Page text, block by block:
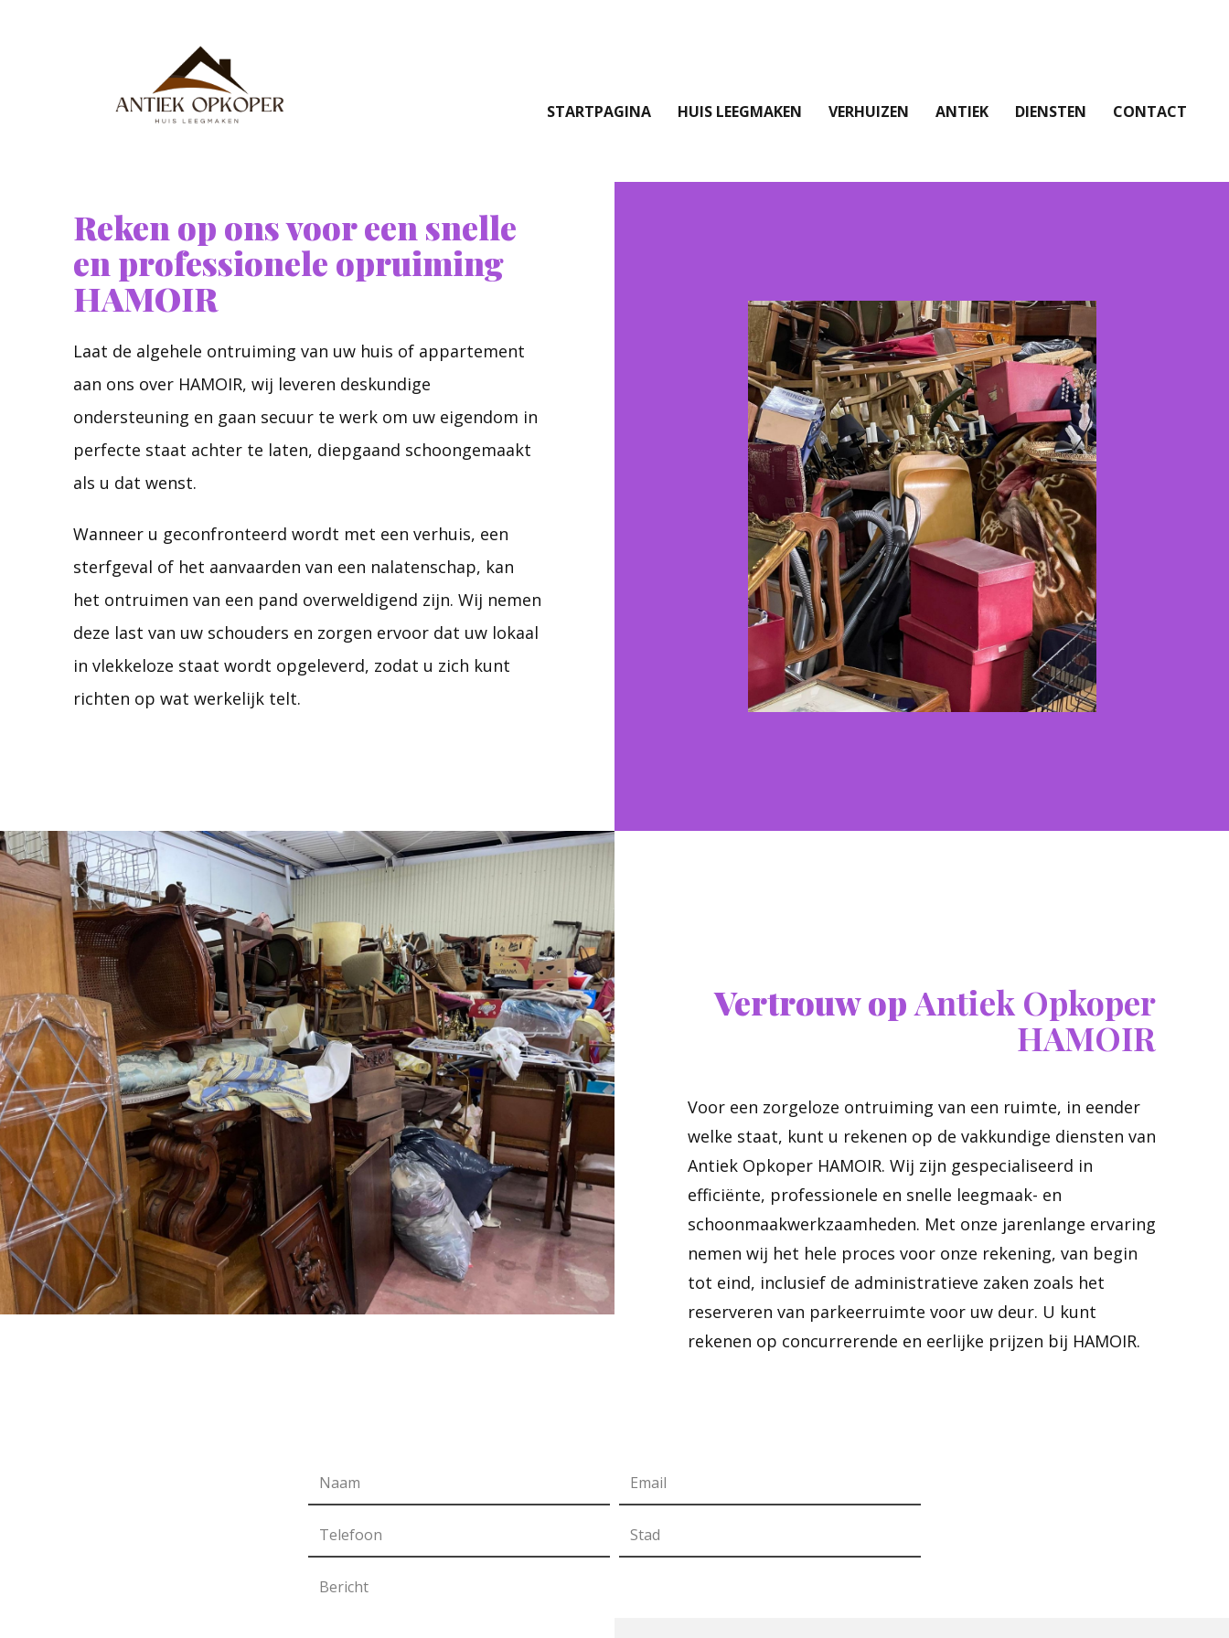
STARTPAGINA HUIS LEEGMAKEN VERHUIZEN ANTIEK DIENSTEN CONTACT
Reken op ons voor een snelle
en professionele opruiming
HAMOIR
Laat de algehele ontruiming van uw huis of appartement
aan ons over HAMOIR, wij leveren deskundige
ondersteuning en gaan secuur te werk om uw eigendom in
perfecte staat achter te laten, diepgaand schoongemaakt
als u dat wenst.
Wanneer u geconfronteerd wordt met een verhuis, een
sterfgeval of het aanvaarden van een nalatenschap, kan
het ontruimen van een pand overweldigend zijn. Wij nemen
deze last van uw schouders en zorgen ervoor dat uw lokaal
in vlekkeloze staat wordt opgeleverd, zodat u zich kunt
richten op wat werkelijk telt.
Vertrouw opAntiek Opkoper
HAMOIR
Voor een zorgeloze ontruiming van een ruimte, in eender
welke staat, kunt u rekenen op de vakkundige diensten van
Antiek Opkoper HAMOIR. Wij zijn gespecialiseerd in
efficiënte, professionele en snelle leegmaak- en
schoonmaakwerkzaamheden. Met onze jarenlange ervaring
nemen wij het hele proces voor onze rekening, van begin
tot eind, inclusief de administratieve zaken zoals het
reserveren van parkeerruimte voor uw deur. U kunt
rekenen op concurrerende en eerlijke prijzen bij HAMOIR.